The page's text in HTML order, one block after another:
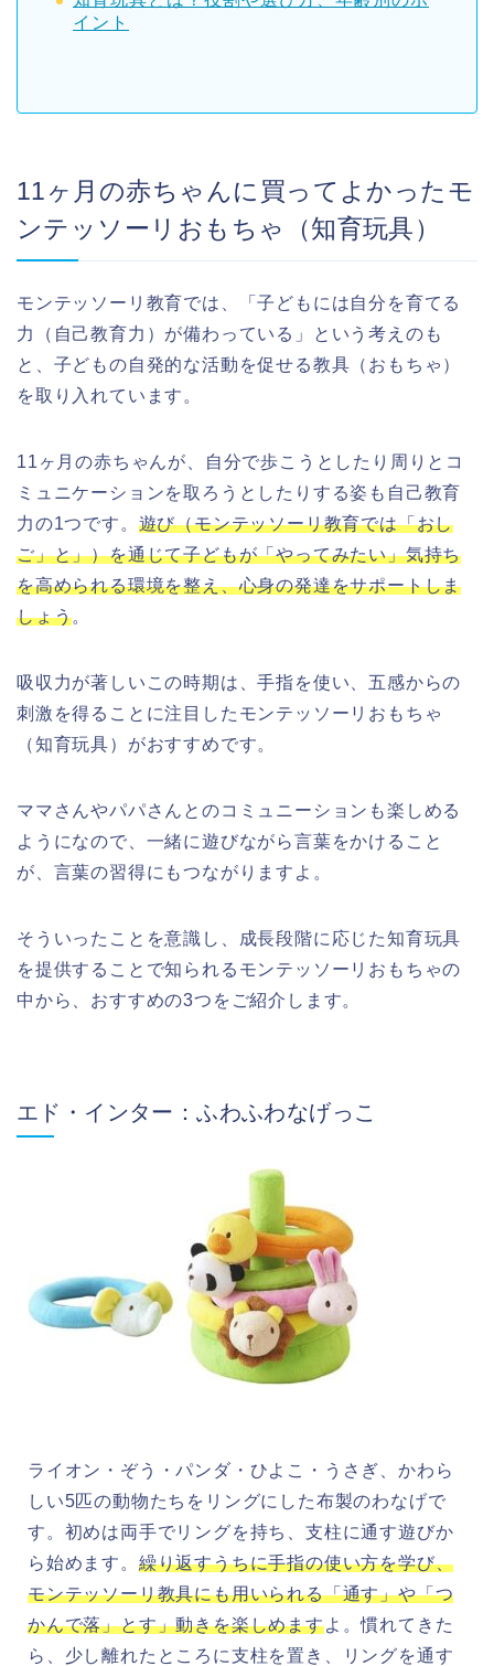
イント
11ヶ月の赤ちゃんに買ってよかったモ
ンテッソーリおもちゃ（知育玩具）
モンテッソーリ教育では、「子どもには自分を育てる
力（自己教育力）が備わっている」という考えのも
と、子どもの自発的な活動を促せる教具（おもちゃ）
を取り入れています。
11ヶ月の赤ちゃんが、自分で歩こうとしたり周りとコ
ミュニケーションを取ろうとしたりする姿も自己教育
力の1つです。 遊び（モンテッソーリ教育では「おし
ご」と」）を通じて子どもが「やってみたい」気持ち
を高められる環境を整え、心身の発達をサポートしま
しょう。
吸収力が著しいこの時期は、手指を使い、五感からの
刺激を得ることに注目したモンテッソーリおもちゃ
（知育玩具）がおすすめです。
ママさんやパパさんとのコミュニーションも楽しめる
ようになので、一緒に遊びながら言葉をかけること
が、言葉の習得にもつながりますよ。
そういったことを意識し、成長段階に応じた知育玩具
を提供することで知られるモンテッソーリおもちゃの
中から、おすすめの3つをご紹介します。
エド・インター：ふわふわなげっこ
ライオン・ぞう・パンダ・ひよこ・うさぎ、かわら
しい5匹の動物たちをリングにした布製のわなげで
す。初めは両手でリングを持ち、支柱に通す遊びか
ら始めます。 繰り返すうちに手指の使い方を学び、
モンテッソーリ教具にも用いられる「通す」や「つ
かんで落」とす」動きを楽しめますよ。慣れてきた
ら、少し離れたところに支柱を置き、リングを通す